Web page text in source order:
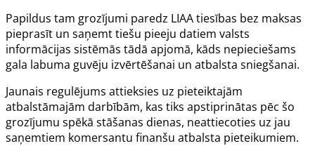
Papildus tam grozījumi paredz LIAA tiesības bez maksas
pieprasīt un saņemt tiešu pieeju datiem valsts
informācijas sistēmās tādā apjomā, kāds nepieciešams
gala labuma guvēju izvērtēšanai un atbalsta sniegšanai.
Jaunais regulējums attieksies uz pieteiktajām
atbalstāmajām darbībām, kas tiks apstiprinātas pēc šo
grozījumu spēkā stāšanas dienas, neattiecoties uz jau
saņemtiem komersantu finanšu atbalsta pieteikumiem.